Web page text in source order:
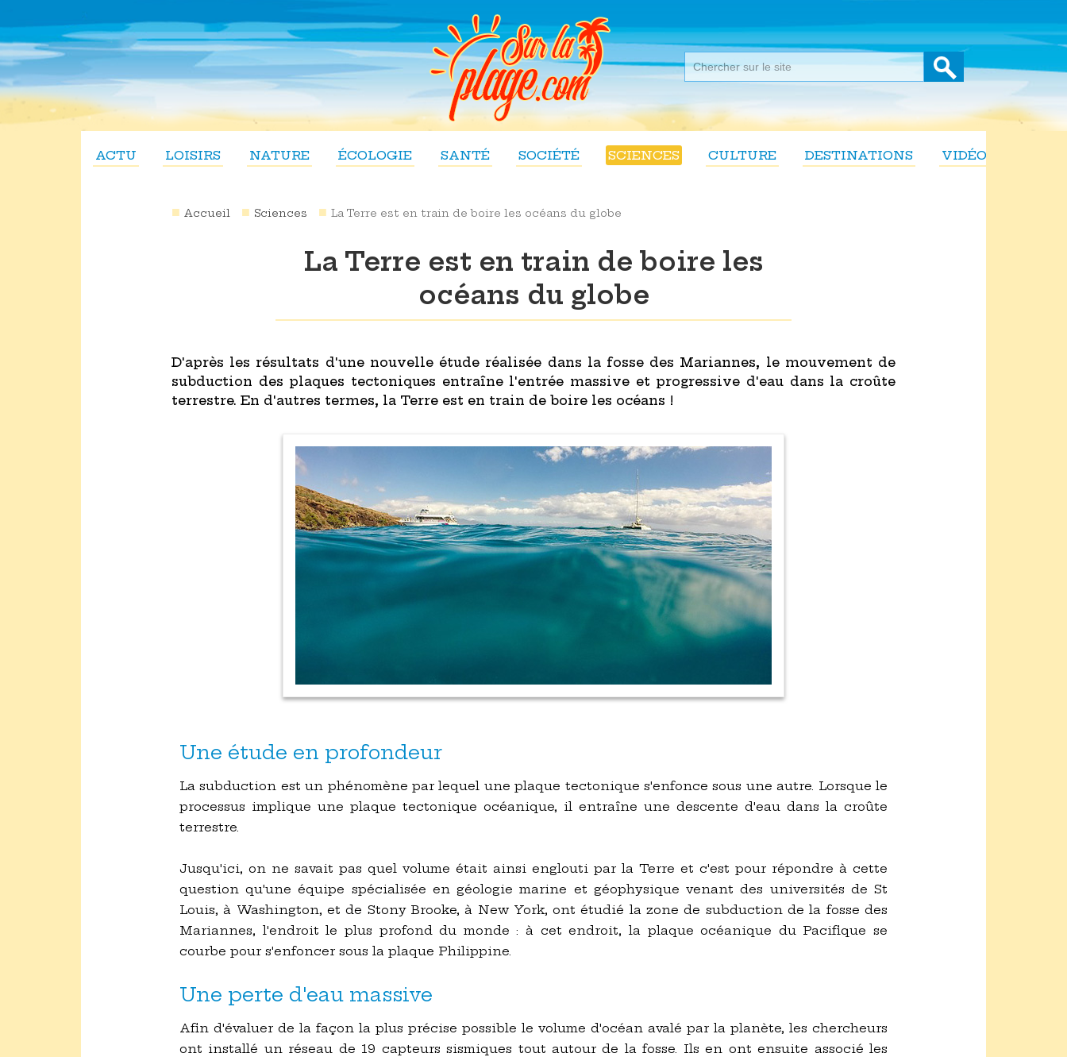
ACTU LOISIRS NATURE ÉCOLOGIE SANTÉ SOCIÉTÉ SCIENCES CULTURE DESTINATIONS VIDÉOS
Accueil Sciences La Terre est en train de boire les océans du globe
La Terre est en train de boire les
océans du globe
D'après les résultats d'une nouvelle étude réalisée dans la fosse des Mariannes, le mouvement de
subduction des plaques tectoniques entraîne l'entrée massive et progressive d'eau dans la croûte
terrestre. En d'autres termes, la Terre est en train de boire les océans !
Une étude en profondeur
La subduction est un phénomène par lequel une plaque tectonique s'enfonce sous une autre. Lorsque le
processus implique une plaque tectonique océanique, il entraîne une descente d'eau dans la croûte
terrestre.
Jusqu'ici, on ne savait pas quel volume était ainsi englouti par la Terre et c'est pour répondre à cette
question qu'une équipe spécialisée en géologie marine et géophysique venant des universités de St
Louis, à Washington, et de Stony Brooke, à New York, ont étudié la zone de subduction de la fosse des
Mariannes, l'endroit le plus profond du monde : à cet endroit, la plaque océanique du Pacifique se
courbe pour s'enfoncer sous la plaque Philippine.
Une perte d'eau massive
Afin d'évaluer de la façon la plus précise possible le volume d'océan avalé par la planète, les chercheurs
ont installé un réseau de 19 capteurs sismiques tout autour de la fosse. Ils en ont ensuite associé les